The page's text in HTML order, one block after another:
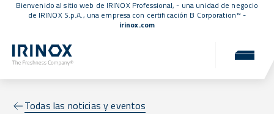
Bienvenido al sitio web de IRINOX Professional, - una unidad de negocio
de IRINOX S.p.A., una empresa con certificación B Corporation™ -
irinox.com
Todas las noticias y eventos